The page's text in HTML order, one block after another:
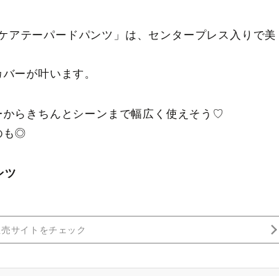
アテーパードパンツ」は、センタープレス入りで美
ーが叶います。
からきちんとシーンまで幅広く使えそう♡
も◎
ツ
サイトをチェック